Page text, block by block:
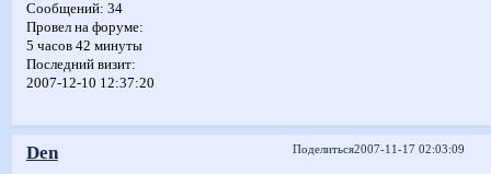
Сообщений: 34
Провел на форуме:
5 часов 42 минуты
Последний визит:
2007-12-10 12:37:20
Поделиться2007-11-17 02:03:09
Den